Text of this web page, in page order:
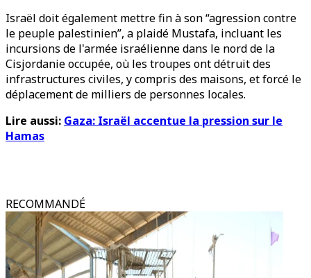
Israël doit également mettre fin à son “agression contre
le peuple palestinien”, a plaidé Mustafa, incluant les
incursions de l'armée israélienne dans le nord de la
Cisjordanie occupée, où les troupes ont détruit des
infrastructures civiles, y compris des maisons, et forcé le
déplacement de milliers de personnes locales.
Lire aussi: Gaza: Israël accentue la pression sur le
Hamas
RECOMMANDÉ